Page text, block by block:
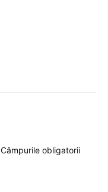
Câmpurile obligatorii